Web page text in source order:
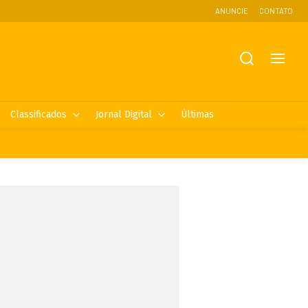
ANUNCIE CONTATO
Classificados Jornal Digital Últimas